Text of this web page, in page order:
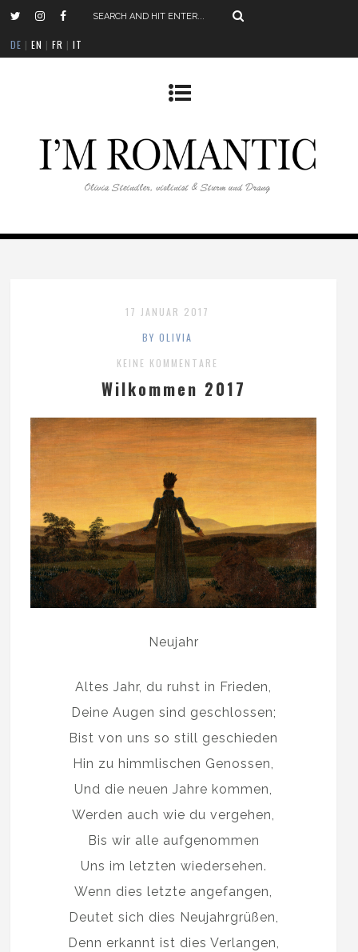
DE |EN |FR |IT
17 JANUAR 2017
BY OLIVIA
KEINE KOMMENTARE
Wilkommen 2017
Neujahr
Altes Jahr, du ruhst in Frieden,
Deine Augen sind geschlossen;
Bist von uns so still geschieden
Hin zu himmlischen Genossen,
Und die neuen Jahre kommen,
Werden auch wie du vergehen,
Bis wir alle aufgenommen
Uns im letzten wiedersehen.
Wenn dies letzte angefangen,
Deutet sich dies Neujahrgrüßen,
Denn erkannt ist dies Verlangen,